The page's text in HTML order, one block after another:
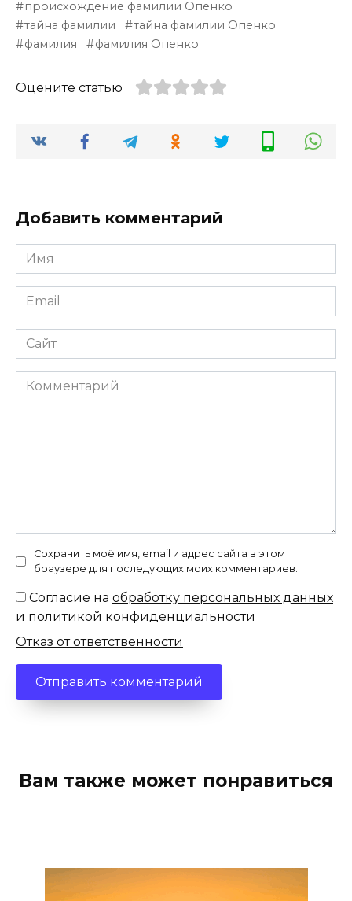
происхождение фамилии Опенко
тайна фамилии
тайна фамилии Опенко
фамилия
фамилия Опенко
Оцените статью
Добавить комментарий
Имя
*
Email
*
Сайт
Комментарий
Сохранить моё имя, email и адрес сайта в этом
браузере для последующих моих комментариев.
Согласие на обработку персональных данных
и политикой конфиденциальности
Отказ от ответственности
Вам также может понравиться